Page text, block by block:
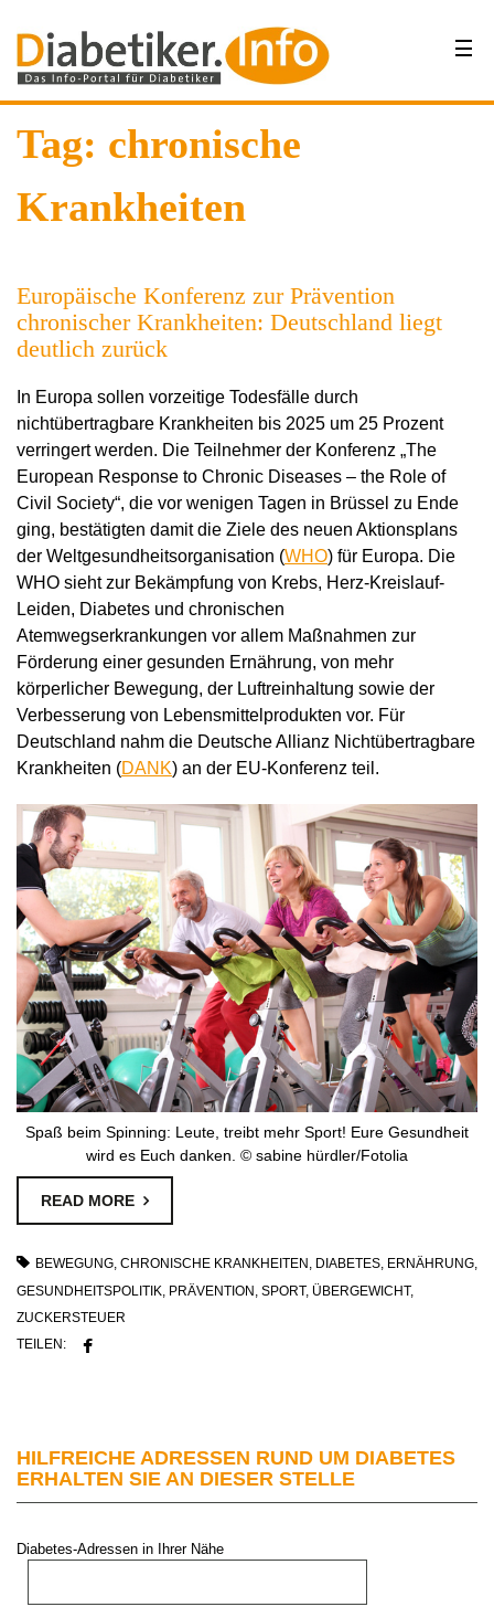
Tag: chronische
Krankheiten
Europäische Konferenz zur Prävention
chronischer Krankheiten: Deutschland liegt
deutlich zurück
In Europa sollen vorzeitige Todesfälle durch
nichtübertragbare Krankheiten bis 2025 um 25 Prozent
verringert werden. Die Teilnehmer der Konferenz „The
European Response to Chronic Diseases – the Role of
Civil Society“, die vor wenigen Tagen in Brüssel zu Ende
ging, bestätigten damit die Ziele des neuen Aktionsplans
der Weltgesundheitsorganisation (WHO) für Europa. Die
WHO sieht zur Bekämpfung von Krebs, Herz-Kreislauf-
Leiden, Diabetes und chronischen
Atemwegserkrankungen vor allem Maßnahmen zur
Förderung einer gesunden Ernährung, von mehr
körperlicher Bewegung, der Luftreinhaltung sowie der
Verbesserung von Lebensmittelprodukten vor. Für
Deutschland nahm die Deutsche Allianz Nichtübertragbare
Krankheiten (DANK) an der EU-Konferenz teil.
Spaß beim Spinning: Leute, treibt mehr Sport! Eure Gesundheit
wird es Euch danken. © sabine hürdler/Fotolia
READ MORE
BEWEGUNG CHRONISCHE KRANKHEITEN DIABETES ERNÄHRUNG
GESUNDHEITSPOLITIK PRÄVENTION SPORT, ÜBERGEWICHT,
ZUCKERSTEUER
TEILEN:
HILFREICHE ADRESSEN RUND UM DIABETES
ERHALTEN SIE AN DIESER STELLE
Diabetes-Adressen in Ihrer Nähe